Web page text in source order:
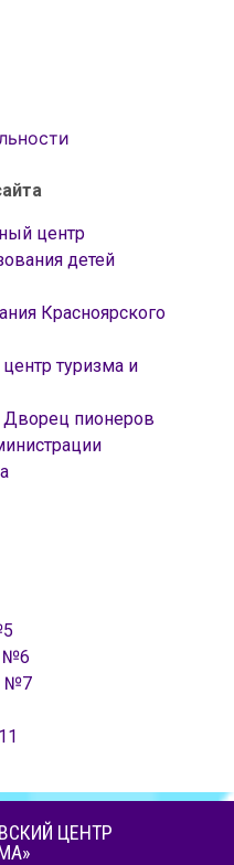
центр
детей
Красноярского
туризма и
Дворец пионеров
№6
№7
ЦЕНТР